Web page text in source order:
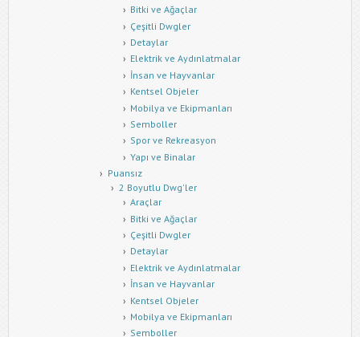
Bitki ve Ağaçlar
Çeşitli Dwgler
Detaylar
Elektrik ve Aydınlatmalar
İnsan ve Hayvanlar
Kentsel Objeler
Mobilya ve Ekipmanları
Semboller
Spor ve Rekreasyon
Yapı ve Binalar
Puansız
2 Boyutlu Dwg'ler
Araçlar
Bitki ve Ağaçlar
Çeşitli Dwgler
Detaylar
Elektrik ve Aydınlatmalar
İnsan ve Hayvanlar
Kentsel Objeler
Mobilya ve Ekipmanları
Semboller